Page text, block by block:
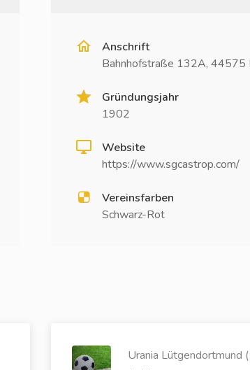
Anschrift
Bahnhofstraße 132A, 44575
Gründungsjahr
1902
Website
https://www.sgcastrop.com/
Vereinsfarben
Schwarz-Rot
Urania Lütgendortmund (